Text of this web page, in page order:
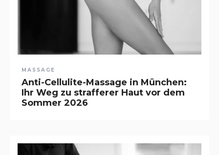
MASSAGE
Anti-Cellulite-Massage in München:
Ihr Weg zu strafferer Haut vor dem
Sommer 2026